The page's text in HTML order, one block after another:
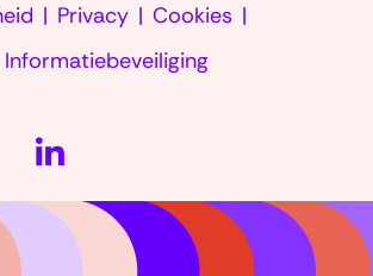
venster)
Privacy
Cookies
Informatiebeveiliging
in
nieuw